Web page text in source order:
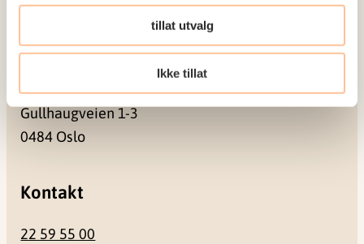
tillat utvalg
Ikke tillat
Gullhaugveien 1-3
0484 Oslo
Kontakt
22 59 55 00